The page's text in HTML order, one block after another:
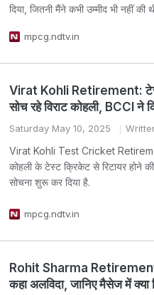
दिया, जितनी मैंने कभी उम्मीद भी नहीं
mpcg.ndtv.in
Virat Kohli Retirement:
सोच रहे विराट कोहली, BCCI ने
Saturday May 10, 2025
Virat Kohli Test Cricket
कोहली के टेस्ट क्रिकेट से रिटायर होने
सोचना शुरू कर दिया है.
mpcg.ndtv.in
Rohit Sharma Retirement:
कहा अलविदा, जानिए मैसेज में क्या